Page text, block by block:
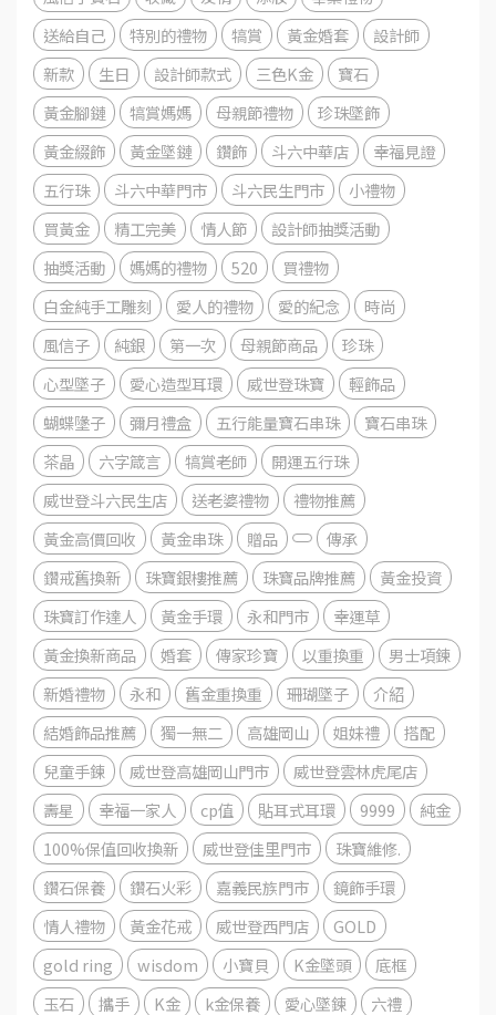
送給自己
特別的禮物 犒賞 黃金婚套
設計師
新款
生日 設計師款式 三色K金
寶石
黃金腳鏈
犒賞媽媽 母親節禮物
珍珠墜飾
黃金綴飾
黃金墜鏈 鑽飾 斗六中華店
幸福見證
五行珠
斗六中華門市 斗六民生門市
小禮物
買黃金
精工完美 情人節
設計師抽獎活動
抽獎活動
媽媽的禮物 520
買禮物
白金純手工雕刻
愛人的禮物 愛的紀念
時尚
風信子
純銀 第一次 母親節商品
珍珠
心型墜子
愛心造型耳環 威世登珠寶
輕飾品
蝴蝶墬子
彌月禮盒 五行能量寶石串珠
寶石串珠
茶晶
六字箴言 犒賞老師
開運五行珠
威世登斗六民生店
送老婆禮物
禮物推薦
黃金高價回收
黃金串珠 贈品
傳承
鑽戒舊換新
珠寶銀樓推薦 珠寶品牌推薦
黃金投資
珠寶訂作達人
黃金手環 永和門市
幸運草
黃金換新商品
婚套 傳家珍寶 以重換重
男士項鍊
新婚禮物
永和 舊金重換重 珊瑚墜子
介紹
結婚飾品推薦
獨一無二 高雄岡山 姐妹禮
搭配
兒童手鍊
威世登高雄岡山門市
威世登雲林虎尾店
壽星
幸福一家人 cp值 貼耳式耳環 9999
純金
100%保值回收換新
威世登佳里門市
珠寶維修.
鑽石保養
鑽石火彩 嘉義民族門市
鏡飾手環
情人禮物
黃金花戒 威世登西門店
GOLD
gold ring
wisdom 小寶貝 K金墜頭
底框
玉石
攜手 K金 k金保養 愛心墜鍊
六禮